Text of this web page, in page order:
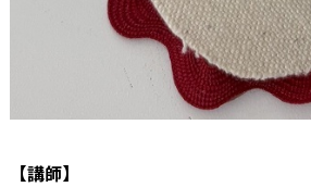
【講師】